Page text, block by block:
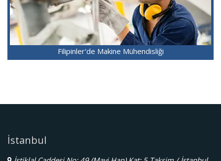
Filipinler'de Makine Mühendisliği
İstanbul